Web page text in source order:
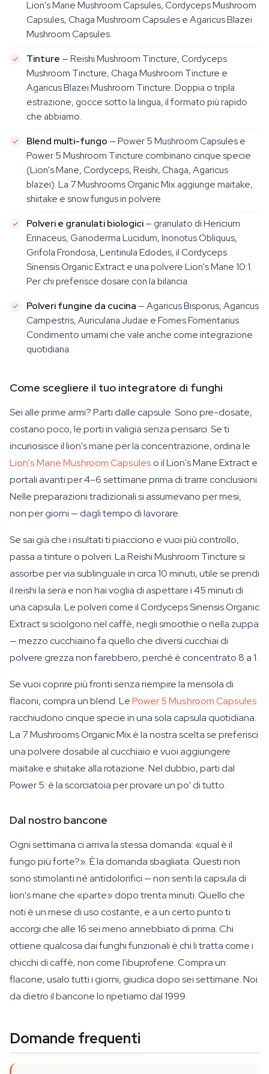
Lion's Mane Mushroom Capsules, Cordyceps Mushroom
Capsules, Chaga Mushroom Capsules e Agaricus Blazei
Mushroom Capsules.
Tinture — Reishi Mushroom Tincture, Cordyceps
Mushroom Tincture, Chaga Mushroom Tincture e
Agaricus Blazei Mushroom Tincture. Doppia o tripla
estrazione, gocce sotto la lingua, il formato più rapido
che abbiamo.
Blend multi-fungo — Power 5 Mushroom Capsules e
Power 5 Mushroom Tincture combinano cinque specie
(Lion's Mane, Cordyceps, Reishi, Chaga, Agaricus
blazei). La 7 Mushrooms Organic Mix aggiunge maitake,
shiitake e snow fungus in polvere.
Polveri e granulati biologici— granulato di Hericium
Erinaceus, Ganoderma Lucidum, Inonotus Obliquus,
Grifola Frondosa, Lentinula Edodes, il Cordyceps
Sinensis Organic Extract e una polvere Lion's Mane 10:1.
Per chi preferisce dosare con la bilancia.
Polveri fungine da cucina — Agaricus Bisporus, Agaricus
Campestris, Auricularia Judae e Fomes Fomentarius.
Condimento umami che vale anche come integrazione
quotidiana.
Come scegliere il tuo integratore di funghi
Sei alle prime armi? Parti dalle capsule. Sono pre-dosate,
costano poco, le porti in valigia senza pensarci. Se ti
incuriosisce il lion's mane per la concentrazione, ordina le
Lion's Mane Mushroom Capsules o il Lion's Mane Extract e
portali avanti per 4–6 settimane prima di trarre conclusioni.
Nelle preparazioni tradizionali si assumevano per mesi,
non per giorni — dagli tempo di lavorare.
Se sai già che i risultati ti piacciono e vuoi più controllo,
passa a tinture o polveri. La Reishi Mushroom Tincture si
assorbe per via sublinguale in circa 10 minuti, utile se prendi
il reishi la sera e non hai voglia di aspettare i 45 minuti di
una capsula. Le polveri come il Cordyceps Sinensis Organic
Extract si sciolgono nel caffè, negli smoothie o nella zuppa
— mezzo cucchiaino fa quello che diversi cucchiai di
polvere grezza non farebbero, perché è concentrato 8 a 1.
Se vuoi coprire più fronti senza riempire la mensola di
flaconi, compra un blend. LePower 5 Mushroom Capsules
racchiudono cinque specie in una sola capsula quotidiana.
La 7 Mushrooms Organic Mix è la nostra scelta se preferisci
una polvere dosabile al cucchiaio e vuoi aggiungere
maitake e shiitake alla rotazione. Nel dubbio, parti dal
Power 5: è la scorciatoia per provare un po' di tutto.
Dal nostro bancone
Ogni settimana ci arriva la stessa domanda: «qual è il
fungo più forte?». È la domanda sbagliata. Questi non
sono stimolanti né antidolorifici — non senti la capsula di
lion's mane che «parte» dopo trenta minuti. Quello che
noti è un mese di uso costante, e a un certo punto ti
accorgi che alle 16 sei meno annebbiato di prima. Chi
ottiene qualcosa dai funghi funzionali è chi li tratta come i
chicchi di caffè, non come l'ibuprofene. Compra un
flacone, usalo tutti i giorni, giudica dopo sei settimane. Noi
da dietro il bancone lo ripetiamo dal 1999.
Domande frequenti